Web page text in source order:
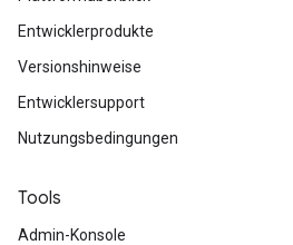
Entwicklerprodukte
Versionshinweise
Entwicklersupport
Nutzungsbedingungen
Tools
Admin-Konsole